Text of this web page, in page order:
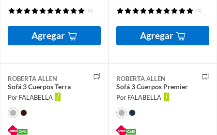
(3)
Agregar
(1)
Agregar
ROBERTA ALLEN
Sofá 3 Cuerpos Terra
Por FALABELLA
ROBERTA ALLEN
Sofá 3 Cuerpos Premier
Por FALABELLA